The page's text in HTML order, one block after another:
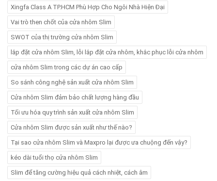
Xingfa Class A TP.HCM Phù Hợp Cho Ngôi Nhà Hiện Đại
Vai trò then chốt của cửa nhôm Slim
SWOT của thị trường cửa nhôm Slim
lắp đặt cửa nhôm Slim, lỗi lắp đặt cửa nhôm, khắc phục lỗi cửa nhôm
cửa nhôm Slim trong các dự án cao cấp
So sánh công nghệ sản xuất cửa nhôm Slim
Cửa nhôm Slim đảm bảo chất lượng hàng đầu
Tối ưu hóa quy trình sản xuất cửa nhôm Slim
Cửa nhôm Slim được sản xuất như thế nào?
Tại sao cửa nhôm Slim và Maxpro lại được ưa chuộng đến vậy?
kéo dài tuổi thọ cửa nhôm Slim
Slim để tăng cường hiệu quả cách nhiệt, cách âm